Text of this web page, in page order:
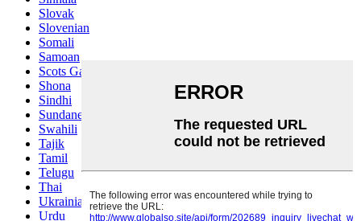
Slovak
Slovenian
Somali
Samoan
Scots Gaelic
Shona
Sindhi
Sundanese
Swahili
Tajik
Tamil
Telugu
Thai
Ukrainian
Urdu